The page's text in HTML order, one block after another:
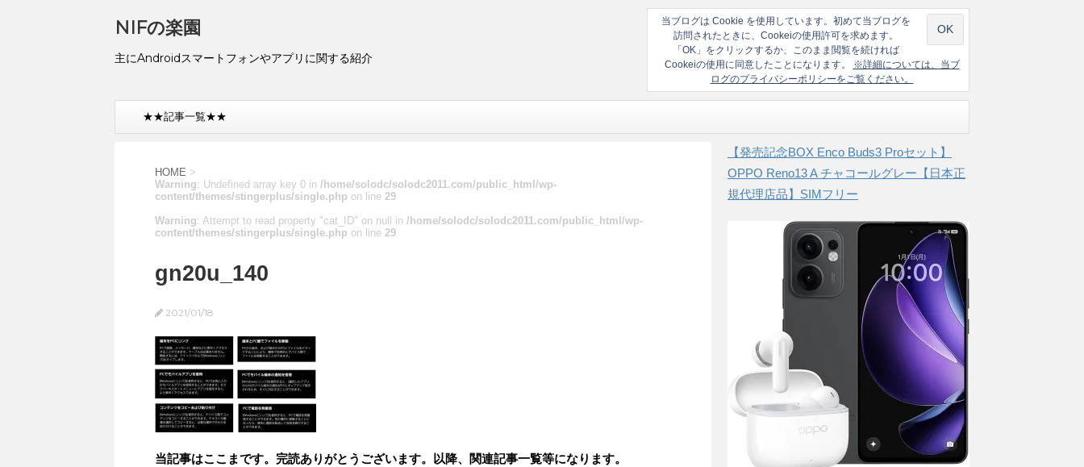
NIFの楽園
主にAndroidスマートフォンやアプリに関する紹介
当ブログは Cookie を使用しています。初めて当ブログを
訪問されたときに、Cookeiの使用許可を求めます。
「OK」をクリックするか、このまま閲覧を続ければ
Cookeiの使用に同意したことになります。
※詳細については、当ブ
ログのプライバシーポリシーをご覧ください。
★★記事一覧★★
HOME >
Warning: Undefined array key 0 in /home/solodc/solodc2011.com/public_html/wp-
content/themes/stingerplus/single.php on line 29
Warning: Attempt to read property "cat_ID" on null in /home/solodc/solodc2011.com/public_html/wp-
content/themes/stingerplus/single.php on line 29
gn20u_140
2021/01/18
当記事はここまです。完読ありがとうございます。以降、関連記事一覧等になります。
【発売記念BOX Enco Buds3 Proセット】
OPPO Reno13 A チャコールグレー【日本正
規代理店品】SIMフリー